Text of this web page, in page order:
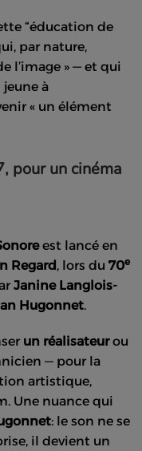
“éducation de
par nature,
l’image » — et qui
jeune à
« un élément
pour un cinéma
est lancé en
Regard, lors du 70e
Janine Langlois-
Hugonnet.
un réalisateurou
— pour la
artistique,
Une nuance qui
: le son ne se
il devient un